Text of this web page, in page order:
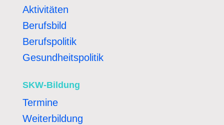
Aktivitäten
Berufsbild
Berufspolitik
Gesundheitspolitik
SKW-Bildung
Termine
Weiterbildung